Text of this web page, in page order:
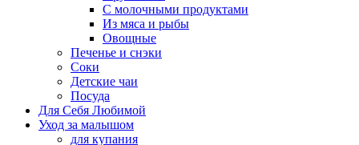
С молочными продуктами
Из мяса и рыбы
Овощные
Печенье и снэки
Соки
Детские чаи
Посуда
Для Себя Любимой
Уход за малышом
для купания